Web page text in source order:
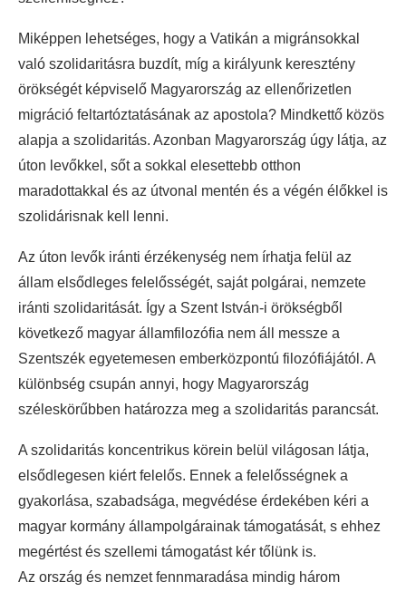
Miképpen lehetséges, hogy a Vatikán a migránsokkal
való szolidaritásra buzdít, míg a királyunk keresztény
örökségét képviselő Magyarország az ellenőrizetlen
migráció feltartóztatásának az apostola? Mindkettő közös
alapja a szolidaritás. Azonban Magyarország úgy látja, az
úton levőkkel, sőt a sokkal elesettebb otthon
maradottakkal és az útvonal mentén és a végén élőkkel is
szolidárisnak kell lenni.
Az úton levők iránti érzékenység nem írhatja felül az
állam elsődleges felelősségét, saját polgárai, nemzete
iránti szolidaritását. Így a Szent István-i örökségből
következő magyar államfilozófia nem áll messze a
Szentszék egyetemesen emberközpontú filozófiájától. A
különbség csupán annyi, hogy Magyarország
széleskörűbben határozza meg a szolidaritás parancsát.
A szolidaritás koncentrikus körein belül világosan látja,
elsődlegesen kiért felelős. Ennek a felelősségnek a
gyakorlása, szabadsága, megvédése érdekében kéri a
magyar kormány állampolgárainak támogatását, s ehhez
megértést és szellemi támogatást kér tőlünk is.
Az ország és nemzet fennmaradása mindig három